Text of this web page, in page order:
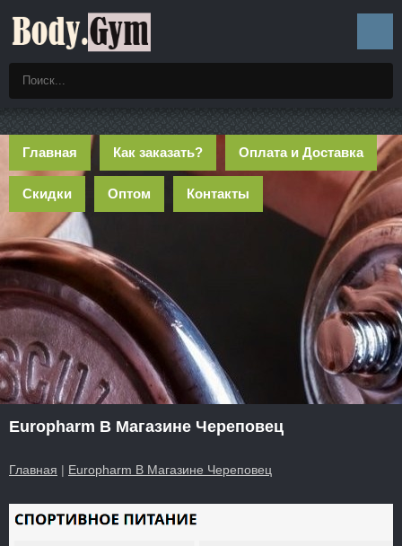
Главная Как заказать? Оплата и Доставка
Скидки Оптом Контакты
Europharm В Магазине Череповец
Главная | Europharm В Магазине Череповец